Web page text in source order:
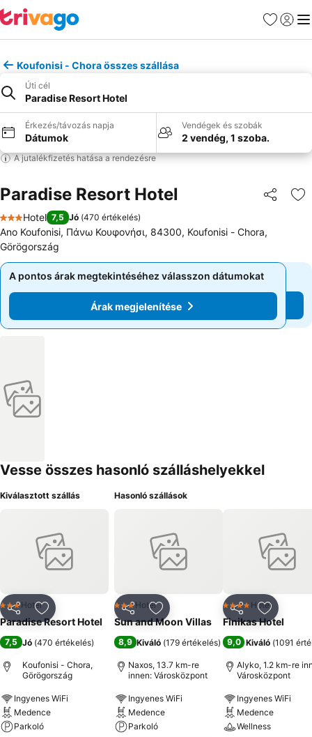
Kedvencek
Koufonisi - Chora összes szállása
Úti cél
Paradise Resort Hotel
Érkezés/távozás napja
Dátumok
Vendégek és szobák
2 vendég, 1 szoba.
A jutalékfizetés hatása a rendezésre
Paradise Resort Hotel
3 Kategória
Hotel 7,5 Jó (470 értékelés)
Ano Koufonisi, Πάνω Κουφονήσι, 84300, Koufonisi - Chora,
Görögország
A pontos árak megtekintéséhez válasszon dátumokat
Árak megjelenítése
A pontos árak megtekintéséhez válasszon dátumokat
Árak megjelenítése
Vesse összes hasonló szálláshelyekkel
Kiválasztott szállás
MegosztásHozzáadás a kedvencekhez
3 Kategória
Hotel
Paradise Resort Hotel
7,5 Jó (470 értékelés)
Koufonisi - Chora,
Görögország
Ingyenes WiFi
Medence
Parkoló
Hasonló szállások
MegosztásHozzáadás a kedvencekhez
3 Kategória
Hotel
Sun and Moon Villas
8,9 Kiváló (179 értékelés)
Naxos, 13.7 km-re
innen: Városközpont
Ingyenes WiFi
Medence
Parkoló
Megosztás
4 Kategória
Hotel
Finikas Hotel
9,0 Kiváló (1091
Alyko, 1.2 km-re
Városközpont
Ingyenes WiFi
Medence
Wellness